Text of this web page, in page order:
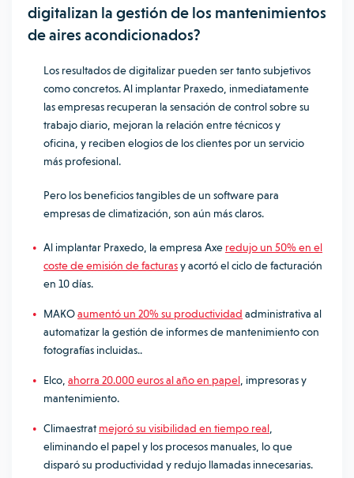
digitalizan la gestión de los mantenimientos
de aires acondicionados?
Los resultados de digitalizar pueden ser tanto subjetivos
como concretos. Al implantar Praxedo, inmediatamente
las empresas recuperan la sensación de control sobre su
trabajo diario, mejoran la relación entre técnicos y
oficina, y reciben elogios de los clientes por un servicio
más profesional.
Pero los beneficios tangibles de un software para
empresas de climatización, son aún más claros.
Al implantar Praxedo, la empresa Axe redujo un 50% en el
coste de emisión de facturasy acortó el ciclo de facturación
en 10 días.
MAKOaumentó un 20% su productividad administrativa al
automatizar la gestión de informes de mantenimiento con
fotografías incluidas..
Elco, ahorra 20.000 euros al año en papel impresoras y
mantenimiento.
Climaestrat mejoró su visibilidad en tiempo real
eliminando el papel y los procesos manuales, lo que
disparó su productividad y redujo llamadas innecesarias.